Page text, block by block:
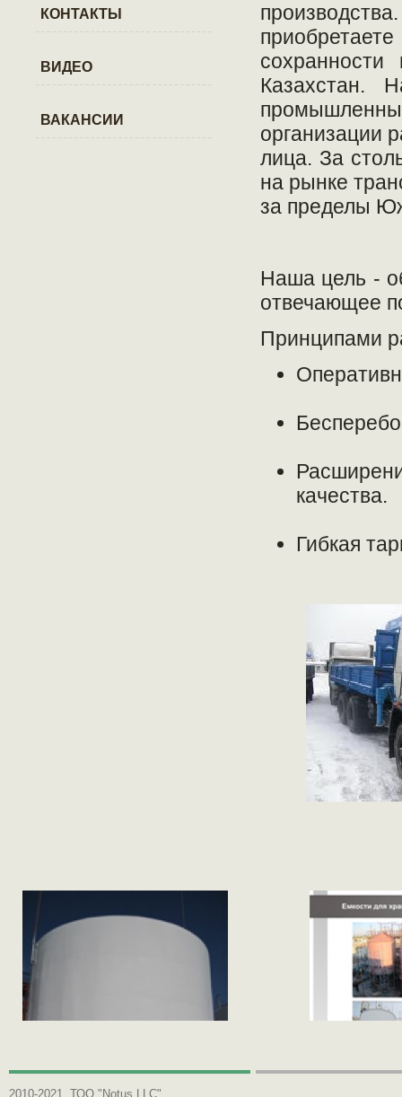
КОНТАКТЫ
ВИДЕО
ВАКАНСИИ
Казахстан.
организации
лица. За
на рынке
за пределы
Наша цель -
отвечающее
Принципами
качества.
Гибкая
2010-2021, ТОО "Notus LLC"